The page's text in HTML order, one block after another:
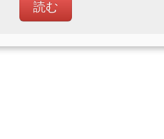
読む